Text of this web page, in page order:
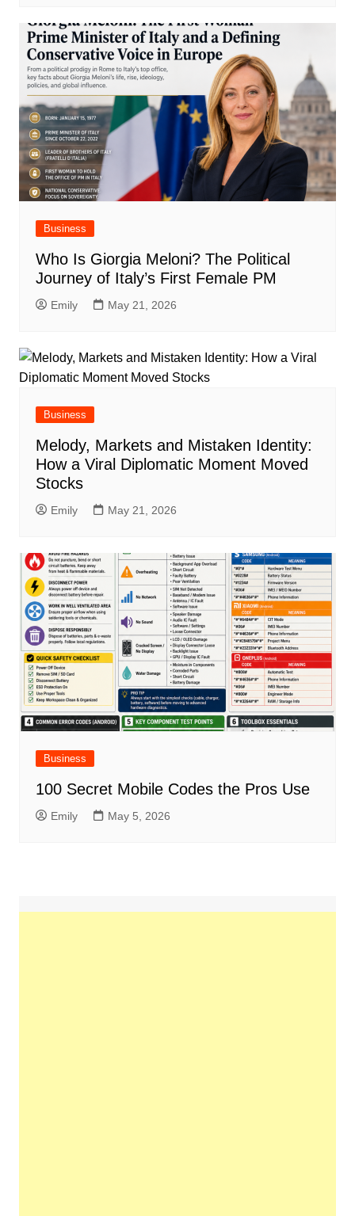
Business
Who Is Giorgia Meloni? The Political
Journey of Italy’s First Female PM
Emily May 21, 2026
Business
Melody, Markets and Mistaken Identity:
How a Viral Diplomatic Moment Moved
Stocks
Emily May 21, 2026
Business
100 Secret Mobile Codes the Pros Use
Emily May 5, 2026